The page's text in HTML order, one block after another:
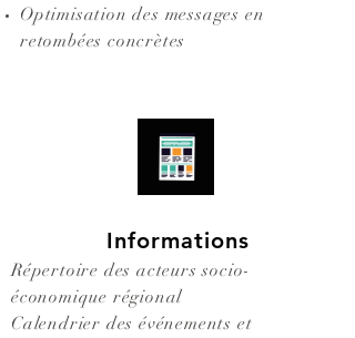
Optimisation des messages en
retombées concrètes
Informations
Répertoire des acteurs socio-
économique régional
Calendrier des événements et